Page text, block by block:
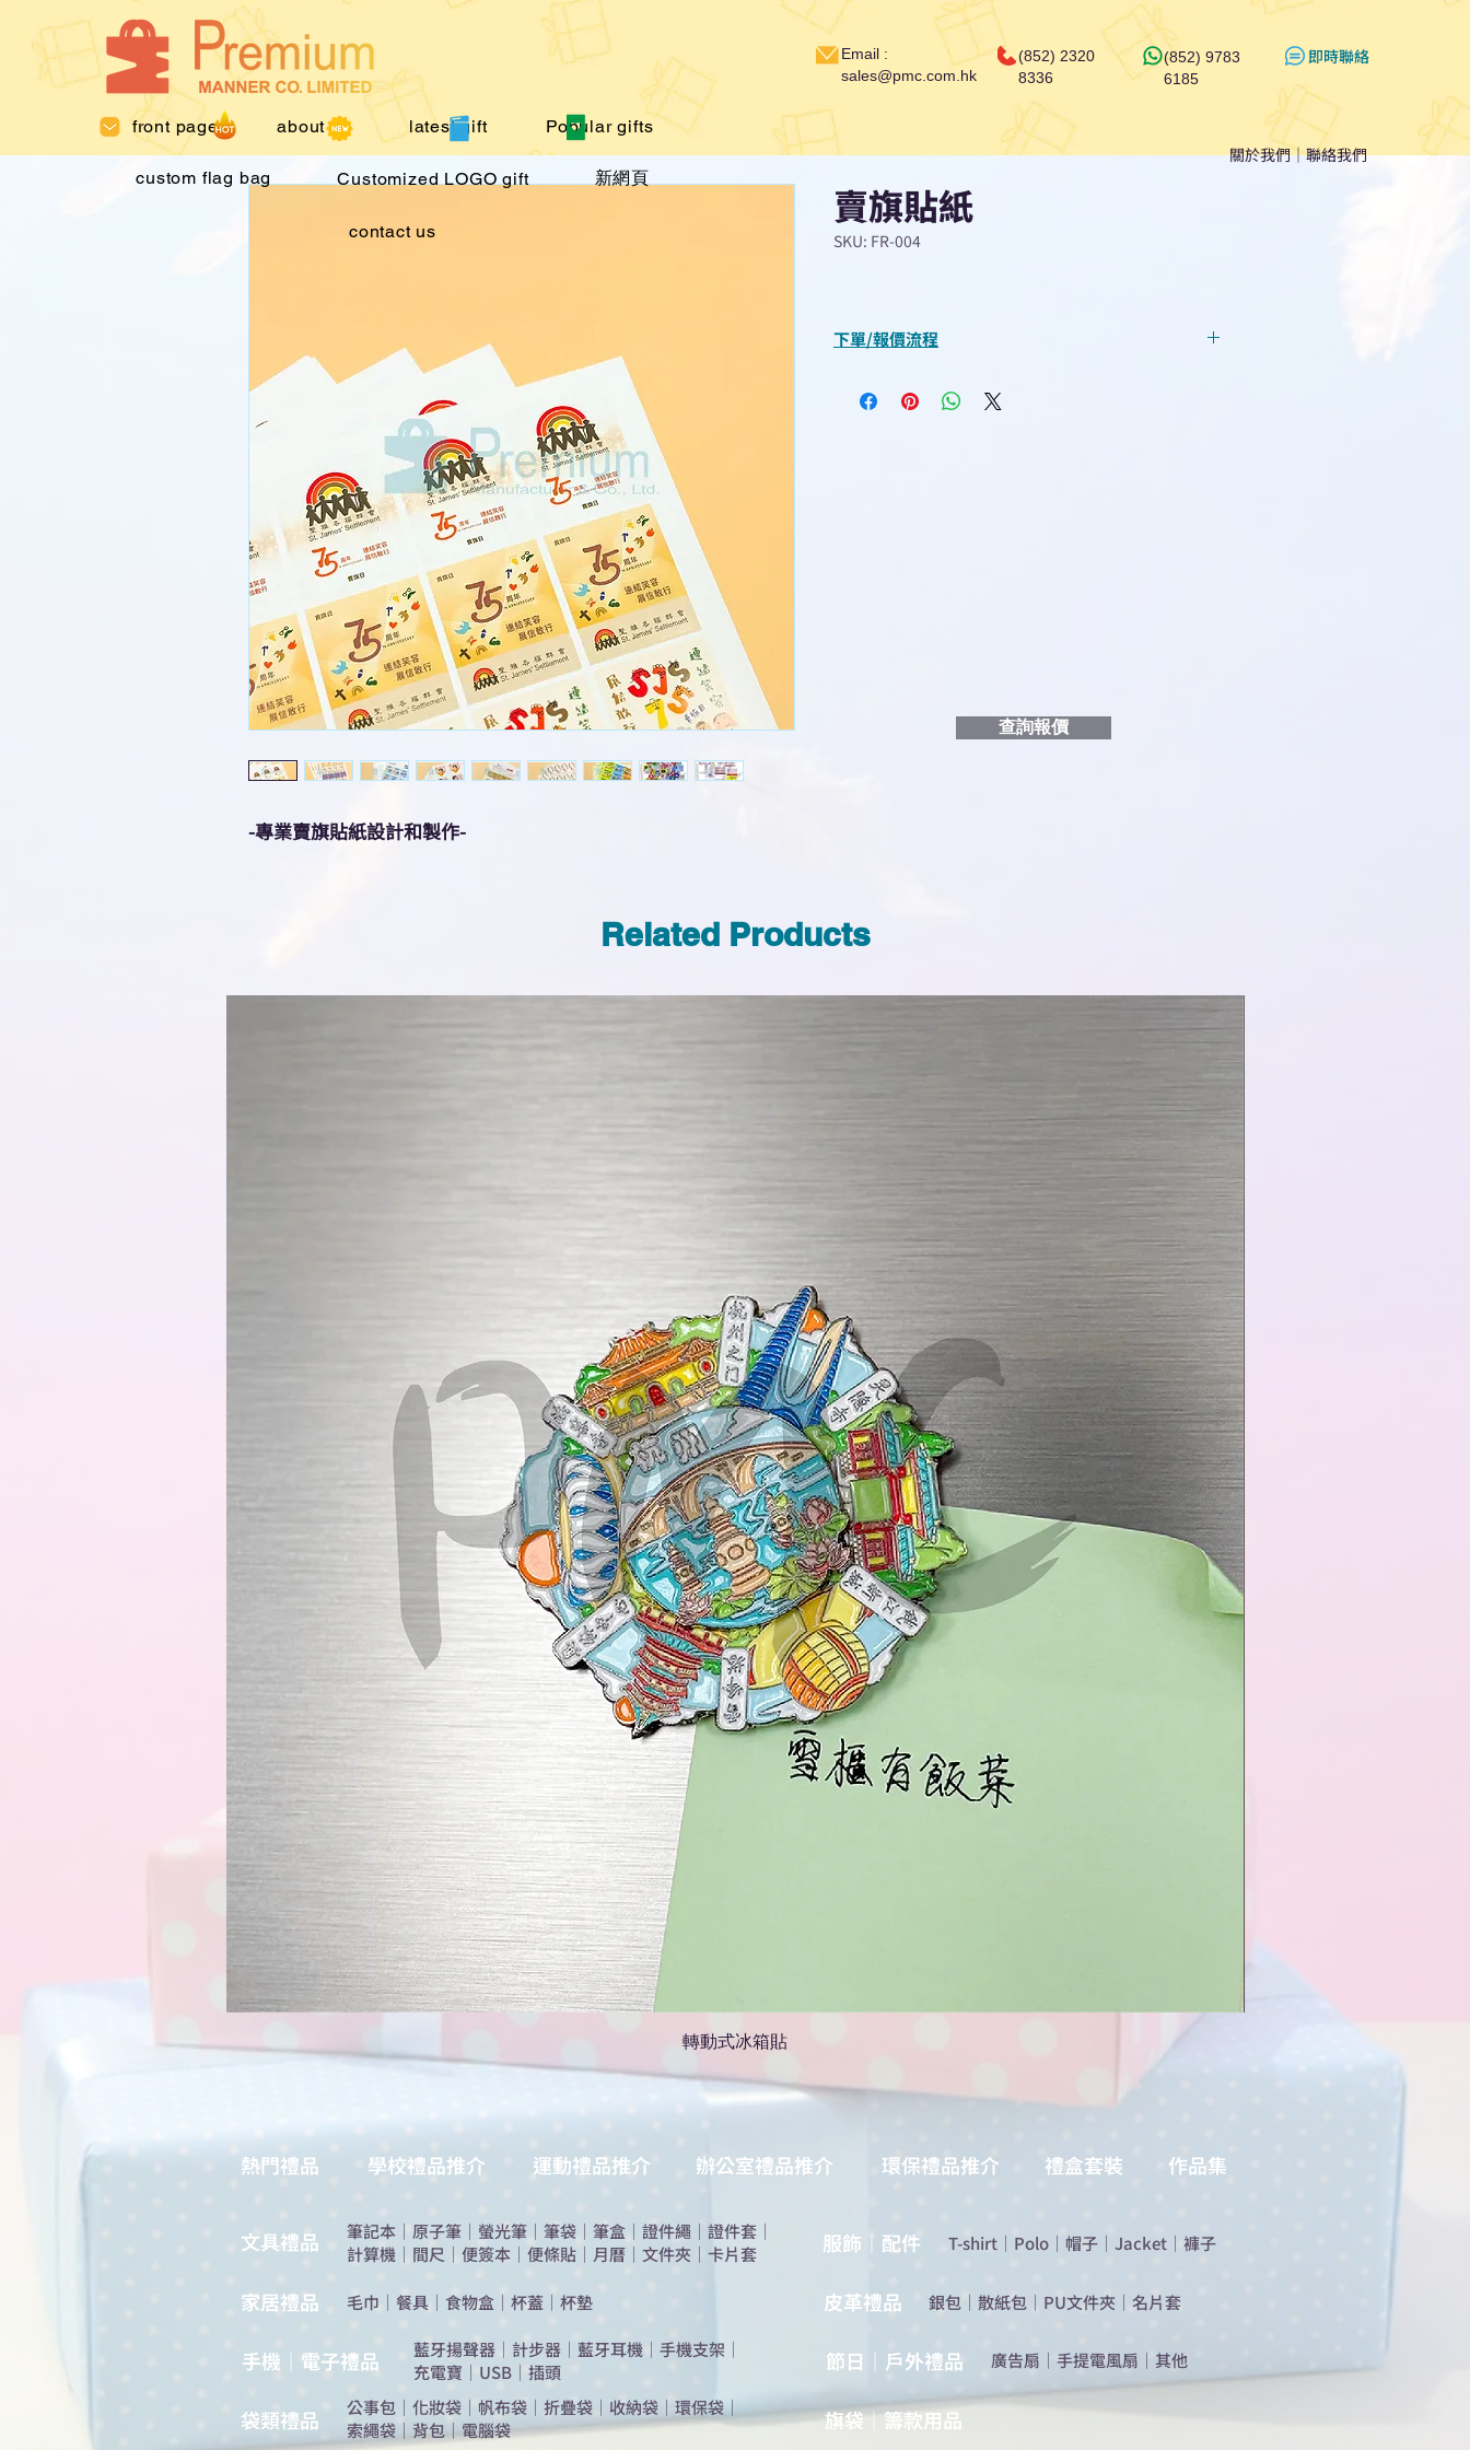
front page about us latest gift Popular gifts
custom flag bag Customized LOGO gift 新網頁
contact us
Email :
sales@pmc.com.hk
(852) 2320
8336
(852) 9783
6185
​即時聯絡
關於我們｜聯絡我們
-專業賣旗貼紙設計和製作-
賣旗貼紙
SKU: FR-004
下單/報價流程
查詢或報價”
查詢報價
Related Products
轉動式冰箱貼
熱門禮品 學校禮品推介 運動禮品推介 辦公室禮品推介 環保禮品推介 禮盒套裝 作品集
​文具禮品 筆記本 ｜ 原子筆 ｜ 螢光筆 ｜ 筆袋 ｜ 筆盒 ｜ 證件繩 ｜ 證件套 ｜
計算機 ｜ 間尺 ｜ 便簽本 ｜ 便條貼 ｜ 月曆 ｜ 文件夾 ｜ 卡片套
​家居禮品 ​毛巾 ｜ 餐具 ｜ 食物盒 ｜ 杯蓋 ｜ 杯墊
手機｜電子禮品 ​藍牙揚聲器 ｜ 計步器 ｜ 藍牙耳機 ｜ 手機支架 ｜
充電寶 ｜ USB ｜ 插頭
​袋類禮品 公事包 ｜ 化妝袋 ｜ 帆布袋 ｜ 折疊袋 ｜ 收納袋 ｜ 環保袋｜
索繩袋 ｜ 背包｜ 電腦袋
服飾｜配件 T-shirt ｜ Polo ｜ 帽子 ｜ Jacket ｜ 褲子
​皮革禮品 ​銀包 ｜ 散紙包 ｜ PU文件夾 ｜ 名片套
節日｜戶外禮品 ​廣告扇 ｜ 手提電風扇 ｜ 其他
旗袋｜籌款用品